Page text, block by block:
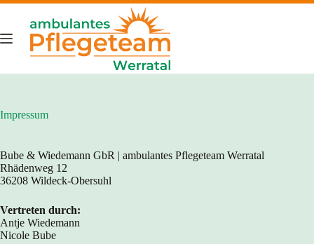
Zum
springen
Impressum
Bube & Wiedemann GbR | ambulantes Pflegeteam Werratal
Rhädenweg 12
36208 Wildeck-Obersuhl
Vertreten durch:
Antje Wiedemann
Nicole Bube